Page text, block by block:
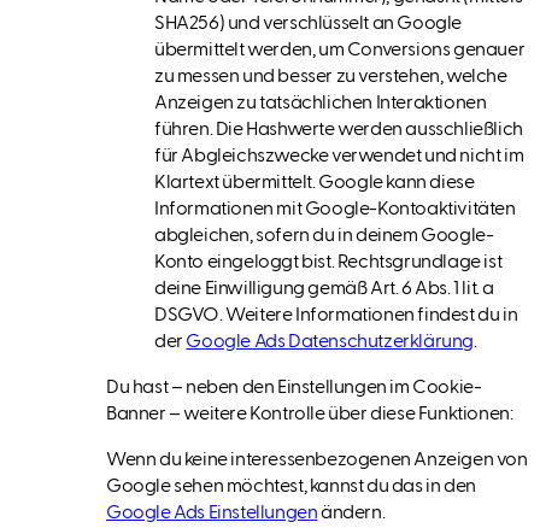
SHA256) und verschlüsselt an Google
übermittelt werden, um Conversions genauer
zu messen und besser zu verstehen, welche
Anzeigen zu tatsächlichen Interaktionen
führen. Die Hashwerte werden ausschließlich
für Abgleichszwecke verwendet und nicht im
Klartext übermittelt. Google kann diese
Informationen mit Google-Kontoaktivitäten
abgleichen, sofern du in deinem Google-
Konto eingeloggt bist. Rechtsgrundlage ist
deine Einwilligung gemäß Art. 6 Abs. 1 lit. a
DSGVO. Weitere Informationen findest du in
der Google Ads Datenschutzerklärung.
Du hast – neben den Einstellungen im Cookie-
Banner – weitere Kontrolle über diese Funktionen:
Wenn du keine interessenbezogenen Anzeigen von
Google sehen möchtest, kannst du das in den
Google Ads Einstellungenändern.